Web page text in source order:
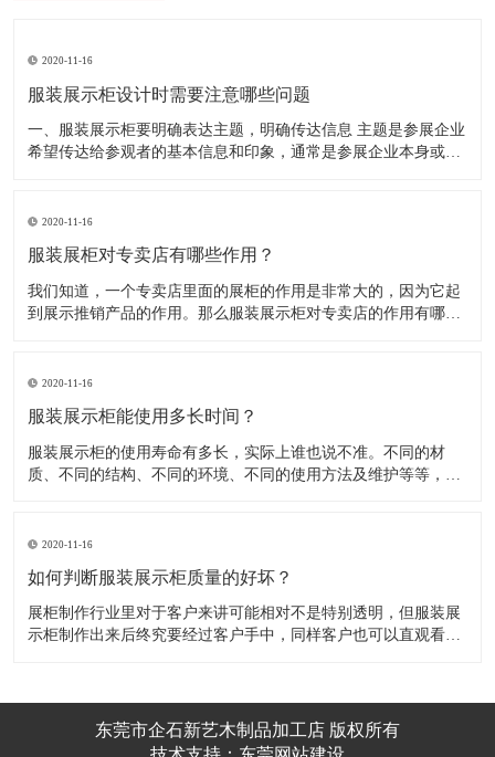
2020-11-16
服装展示柜设计时需要注意哪些问题
一、服装展示柜要明确表达主题，明确传达信息 主题是参展企业
希望传达给参观者的基本信息和印象，通常是参展企业本身或产
2020-11-16
服装展柜对专卖店有哪些作用？
我们知道，一个专卖店里面的展柜的作用是非常大的，因为它起
到展示推销产品的作用。那么服装展示柜对专卖店的作用有哪些
陈列展示商品。把商品的风采展现在消费者面前，使消费者对商
2020-11-16
服装展示柜能使用多长时间？
服装展示柜的使用寿命有多长，实际上谁也说不准。不同的材
质、不同的结构、不同的环境、不同的使用方法及维护等等，都
短的。供自家公司展厅用，可能需要稍长些，对于一些商场专
2020-11-16
如何判断服装展示柜质量的好坏？
展柜制作行业里对于客户来讲可能相对不是特别透明，但服装展
示柜制作出来后终究要经过客户手中，同样客户也可以直观看到
从这两点来分析： 展柜厂将产品展柜制作完成后通过运送展柜到
东莞市企石新艺木制品加工店 版权所有